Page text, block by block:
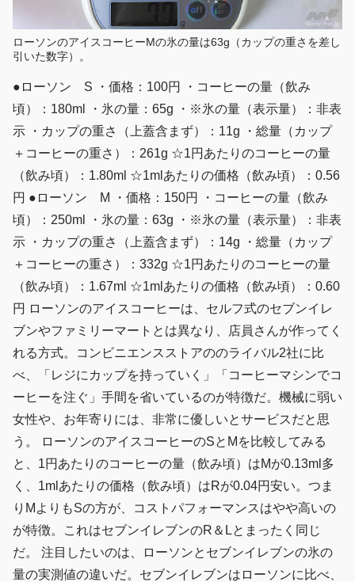
ローソンのアイスコーヒーMの氷の量は63g（カップの重さを差し
引いた数字）。
●ローソン S ・価格：100円 ・コーヒーの量（飲み
頃）：180ml ・氷の量：65g ・※氷の量（表示量）：非表
示 ・カップの重さ（上蓋含まず）：11g ・総量（カップ
＋コーヒーの重さ）：261g ☆1円あたりのコーヒーの量
（飲み頃）：1.80ml ☆1mlあたりの価格（飲み頃）：0.56
円 ●ローソン M ・価格：150円 ・コーヒーの量（飲み
頃）：250ml ・氷の量：63g ・※氷の量（表示量）：非表
示 ・カップの重さ（上蓋含まず）：14g ・総量（カップ
＋コーヒーの重さ）：332g ☆1円あたりのコーヒーの量
（飲み頃）：1.67ml ☆1mlあたりの価格（飲み頃）：0.60
円 ローソンのアイスコーヒーは、セルフ式のセブンイレ
ブンやファミリーマートとは異なり、店員さんが作ってく
れる方式。コンビニエンスストアののライバル2社に比
べ、「レジにカップを持っていく」「コーヒーマシンでコ
ーヒーを注ぐ」手間を省いているのが特徴だ。機械に弱い
女性や、お年寄りには、非常に優しいとサービスだと思
う。 ローソンのアイスコーヒーのSとMを比較してみる
と、1円あたりのコーヒーの量（飲み頃）はMが0.13ml多
く、1mlあたりの価格（飲み頃）はRが0.04円安い。つま
りMよりもSの方が、コストパフォーマンスはやや高いの
が特徴。これはセブンイレブンのR＆Lとまったく同じ
だ。 注目したいのは、ローソンとセブンイレブンの氷の
量の実測値の違いだ。セブンイレブンはローソンに比べ、